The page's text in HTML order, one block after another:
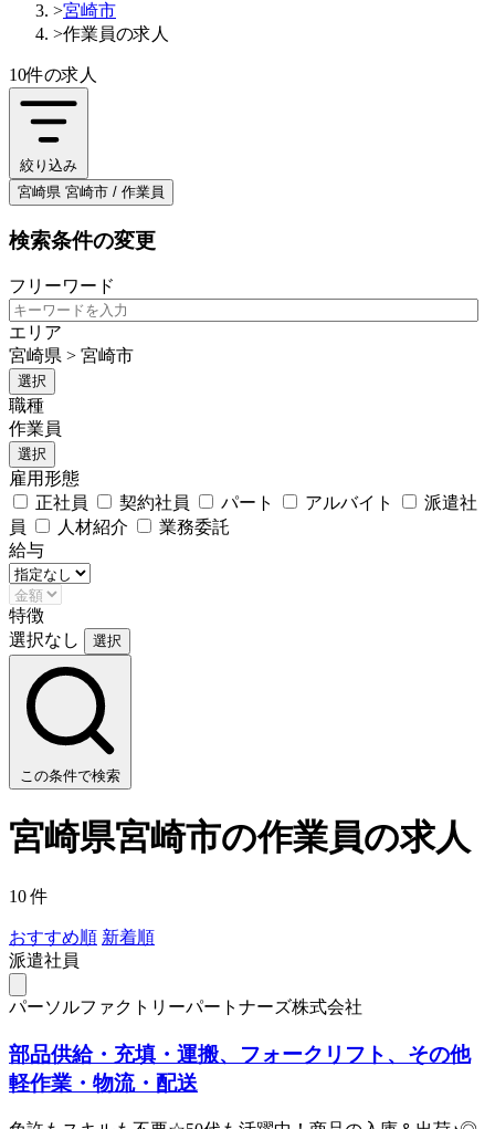
>宮崎市
>作業員の求人
10件の求人
絞り込み
宮崎県 宮崎市 / 作業員
検索条件の変更
フリーワード
エリア
宮崎県 > 宮崎市
選択
職種
作業員
選択
雇用形態
正社員
契約社員 パート アルバイト
派遣社
員
人材紹介
業務委託
給与
特徴
選択なし
選択
この条件で検索
宮崎県宮崎市の作業員の求人
10 件
おすすめ順 新着順
派遣社員
パーソルファクトリーパートナーズ株式会社
部品供給・充填・運搬、フォークリフト、その他
軽作業・物流・配送